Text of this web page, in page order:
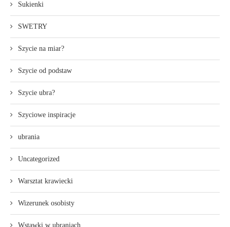
Sukienki
SWETRY
Szycie na miar?
Szycie od podstaw
Szycie ubra?
Szyciowe inspiracje
ubrania
Uncategorized
Warsztat krawiecki
Wizerunek osobisty
Wstawki w ubraniach